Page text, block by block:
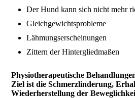
Der Hund kann sich nicht mehr
Gleichgewichtsprobleme
Lähmungserscheinungen
Zittern der Hintergliedmaßen
Physiotherapeutische
Ziel ist die Schmerzlinderung,
Wiederherstellung der